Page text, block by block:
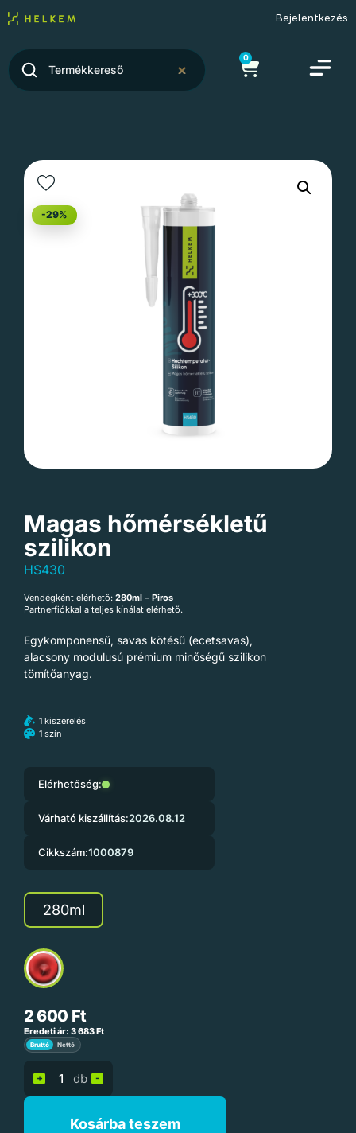
Bejelentkezés
0
Magas hőmérsékletű
szilikon
HS430
Vendégként elérhető: 280ml – Piros
Partnerfiókkal a teljes kínálat elérhető.
Egykomponensű, savas kötésű (ecetsavas),
alacsony modulusú prémium minőségű szilikon
tömítőanyag.
1 kiszerelés
1 szín
Elérhetőség:
Várható kiszállítás:2026.08.12
Cikkszám:1000879
280ml
2 600 Ft
Eredeti ár: 3 683Ft
Bruttó Nettó
+ db -
Kosárba teszem
-29%